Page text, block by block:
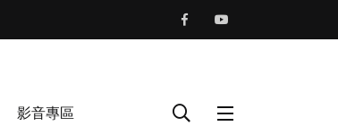
影音專區